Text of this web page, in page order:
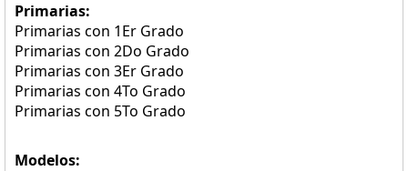
Primarias:
Primarias con 1Er Grado
Primarias con 2Do Grado
Primarias con 3Er Grado
Primarias con 4To Grado
Primarias con 5To Grado
Modelos: